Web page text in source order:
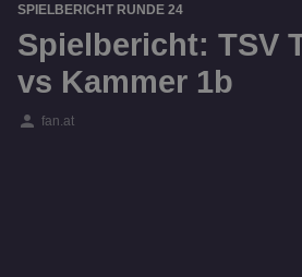
SPIELBERICHT RUNDE 24
Spielbericht: TSV
vs Kammer 1b
person fan.at